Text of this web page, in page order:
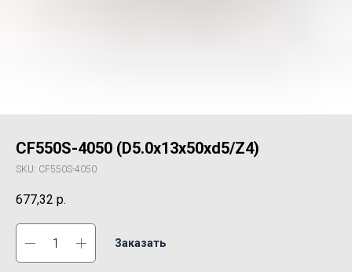
CF550S-4050 (D5.0x13x50xd5/Z4)
SKU: CF550S-4050
677,32 р.
Заказать